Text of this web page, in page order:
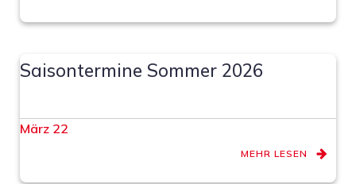
Saisontermine Sommer 2026
März 22
MEHR LESEN